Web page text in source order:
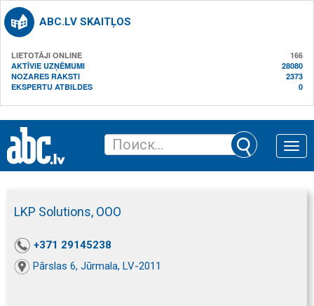
ABC.LV SKAITĻOS
LIETOTĀJI ONLINE
166
AKTĪVIE UZŅĒMUMI
28080
NOZARES RAKSTI
2373
EKSPERTU ATBILDES
0
Toggle
LKP Solutions, ООО
+371 29145238
Pārslas 6, Jūrmala, LV-2011